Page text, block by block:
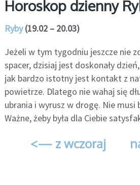
Horoskop dzienny
Ryby(19.02 – 20.03)
Jeżeli w tym tygodniu jeszcze nie
spacer, dzisiaj jest doskonały
jak bardzo istotny jest kontakt z
powietrze. Dlatego nie wahaj się
ubrania i wyrusz w drogę. Nie musi
Ważne, żeby była dla Ciebie
<— z wczoraj